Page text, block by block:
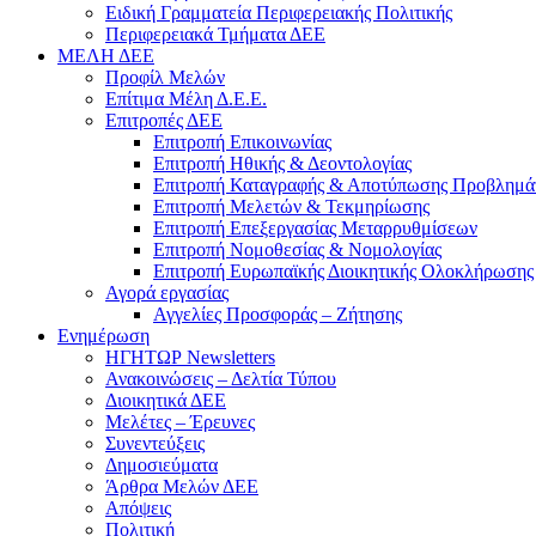
Ειδική Γραμματεία Περιφερειακής Πολιτικής
Περιφερειακά Τμήματα ΔΕΕ
ΜΕΛΗ ΔΕΕ
Προφίλ Μελών
Επίτιμα Mέλη Δ.Ε.Ε.
Επιτροπές ΔΕΕ
Επιτροπή Επικοινωνίας
Επιτροπή Ηθικής & Δεοντολογίας
Επιτροπή Καταγραφής & Αποτύπωσης
Επιτροπή Μελετών & Τεκμηρίωσης
Επιτροπή Επεξεργασίας Μεταρρυθμίσεων
Επιτροπή Νομοθεσίας & Νομολογίας
Επιτροπή Ευρωπαϊκής Διοικητικής Ολοκλήρωσης
Αγορά εργασίας
Αγγελίες Προσφοράς – Ζήτησης
Ενημέρωση
ΗΓΗΤΩΡ Newsletters
Ανακοινώσεις – Δελτία Τύπου
Διοικητικά ΔΕΕ
Μελέτες – Έρευνες
Συνεντεύξεις
Δημοσιεύματα
Άρθρα Μελών ΔΕΕ
Απόψεις
Πολιτική